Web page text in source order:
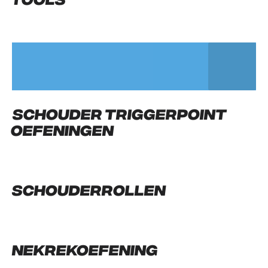
Schouder triggerpoint
oefeningen
Schouderrollen
Nekrekoefening